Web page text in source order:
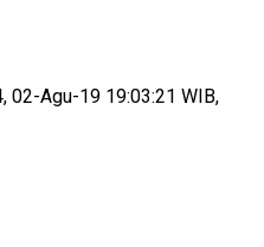
02-Agu-19 19:03:21 WIB,